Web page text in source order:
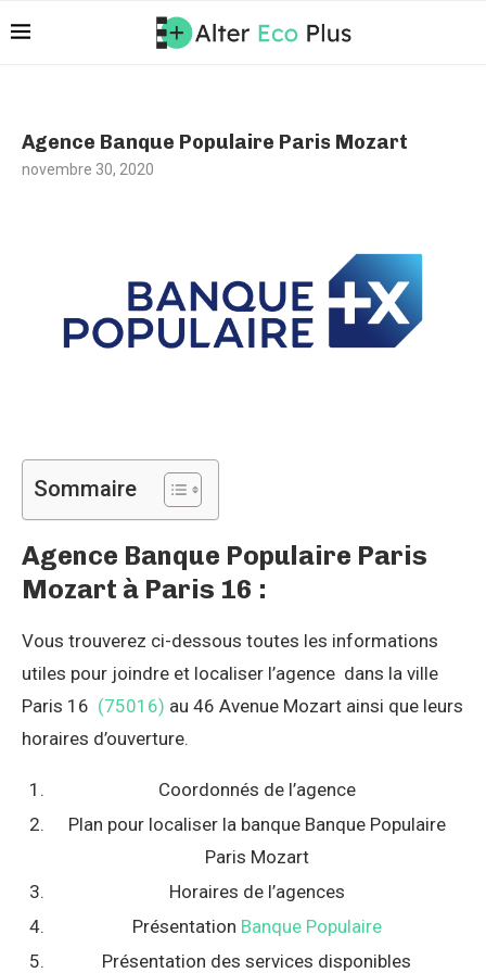
Agence Banque Populaire Paris Mozart
novembre 30, 2020
Sommaire
Agence Banque Populaire Paris
Mozart à Paris 16 :
Vous trouverez ci-dessous toutes les informations
utiles pour joindre et localiser l’agence dans la ville
Paris 16 (75016) au 46 Avenue Mozart ainsi que leurs
horaires d’ouverture.
Coordonnés de l’agence
Plan pour localiser la banque Banque Populaire
Paris Mozart
Horaires de l’agences
Présentation Banque Populaire
Présentation des services disponibles